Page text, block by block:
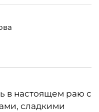
в настоящем раю с
сладкими